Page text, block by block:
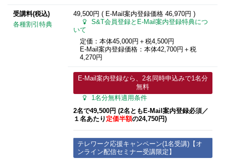
受講料(税込)
各種割引特典
49,500円 ( E-Mail案内登録価格 46,970円 )
S&T会員登録とE-Mail案内登録特典につ
いて
定価：本体45,000円＋税4,500円
E-Mail案内登録価格：本体42,700円＋税
4,270円
E-Mail案内登録なら、2名同時申込みで1名分
無料
1名分無料適用条件
2名で49,500円 (2名ともE-Mail案内登録必須​／
１名あたり 定価半額の24,750円)
テレワーク応援キャンペーン(1名受講)【オ
ンライン配信セミナー受講限定】